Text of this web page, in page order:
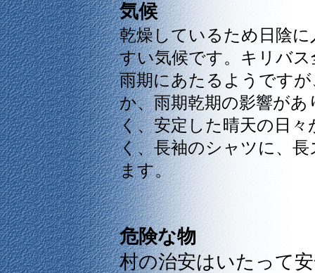
気候
乾燥しているため日陰
すい気候です。キリバ
雨期にあたるようです
か、雨期乾期の影響が
く、安定した晴天の日
く、長袖のシャツに、
ます。
危険な物
村の治安はいたって